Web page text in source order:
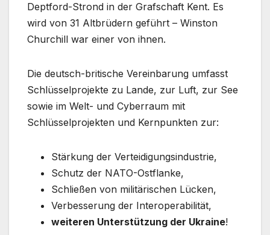
Deptford-Strond in der Grafschaft Kent. Es
wird von 31 Altbrüdern geführt – Winston
Churchill war einer von ihnen.
Die deutsch-britische Vereinbarung umfasst
Schlüsselprojekte zu Lande, zur Luft, zur See
sowie im Welt- und Cyberraum mit
Schlüsselprojekten und Kernpunkten zur:
Stärkung der Verteidigungsindustrie,
Schutz der NATO-Ostflanke,
Schließen von militärischen Lücken,
Verbesserung der Interoperabilität,
weiteren Unterstützung der Ukraine!